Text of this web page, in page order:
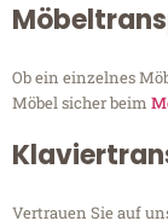
Ob ein einzelnes
Möbel sicher beim
Vertrauen Sie auf